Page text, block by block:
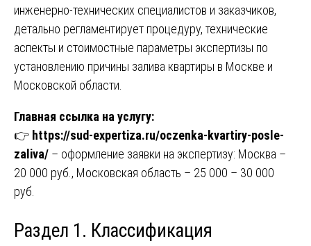
инженерно-технических специалистов и заказчиков,
детально регламентирует процедуру, технические
аспекты и стоимостные параметры экспертизы по
установлению причины залива квартиры в Москве и
Московской области.
Главная ссылка на услугу:
👉 https://sud-expertiza.ru/oczenka-kvartiry-posle-
zaliva/ – оформление заявки на экспертизу: Москва –
20 000 руб., Московская область – 25 000 – 30 000
руб.
Раздел 1. Классификация